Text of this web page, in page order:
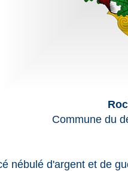
Commune du
nébulé d'argent et de